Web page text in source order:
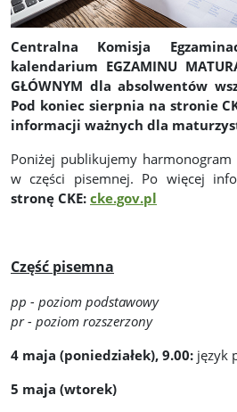
Centralna Komisja
kalendarium EGZAMINU
GŁÓWNYM dla absolwentów
Pod koniec sierpnia na stronie
informacji ważnych dla
Poniżej publikujemy
w części pisemnej. Po więcej
stronę CKE: cke.gov.pl
Część pisemna
pp - poziom podstawowy
pr - poziom rozszerzony
4 maja (poniedziałek), 9.00: język
5 maja (wtorek)